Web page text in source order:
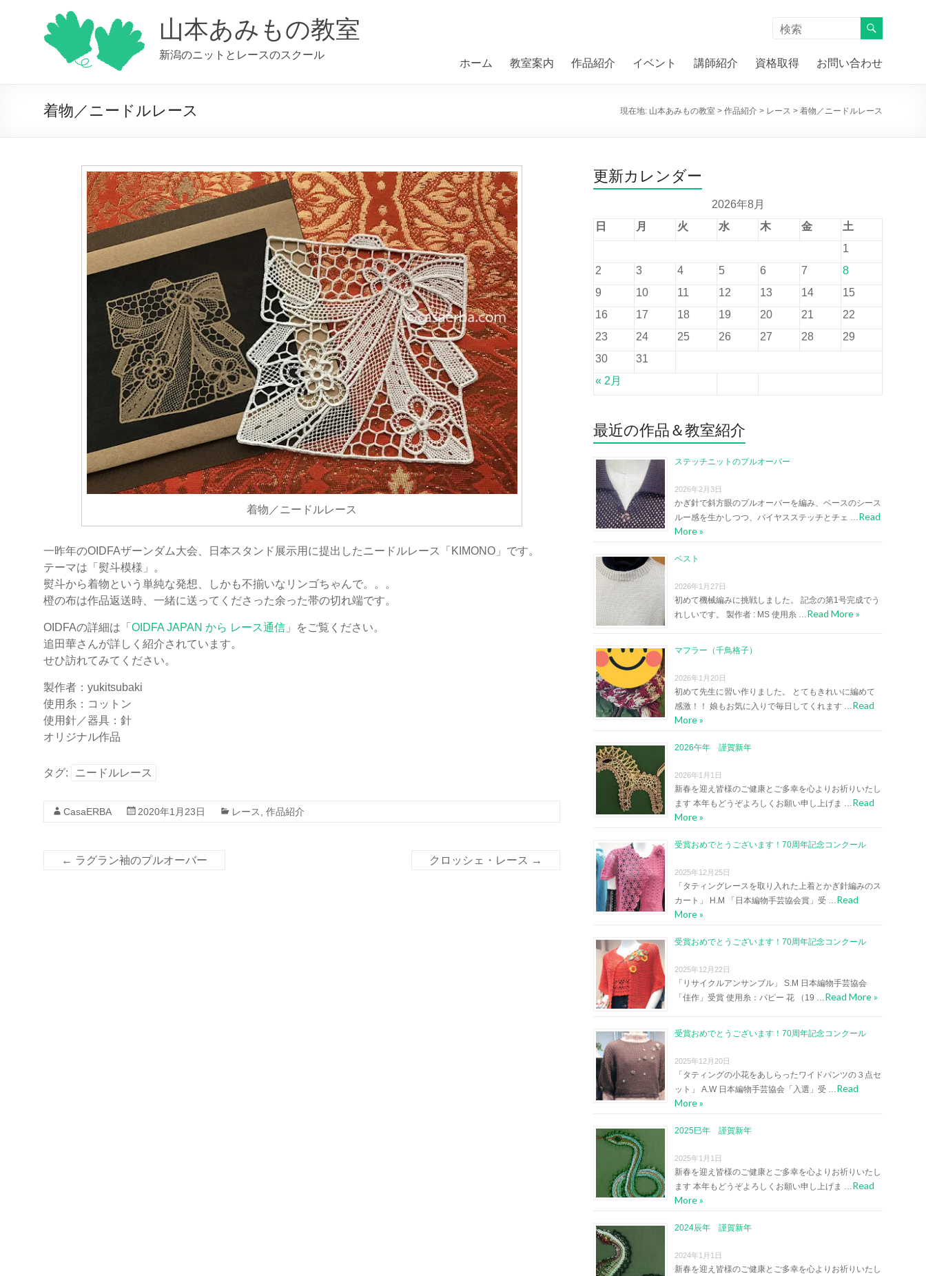
山本あみもの教室
新潟のニットとレースのスクール
ホーム 教室案内 作品紹介 イベント 講師紹介 資格取得 お問い合わせ
着物／ニードルレース 現在地: 山本あみもの教室 > 作品紹介 > レース > 着物／ニードルレース
着物／ニードルレース
一昨年のOIDFAザーンダム大会、日本スタンド展示用に提出したニードルレース「KIMONO」です。
テーマは「熨斗模様」。
熨斗から着物という単純な発想、しかも不揃いなリンゴちゃんで。。。
橙の布は作品返送時、一緒に送ってくださった余った帯の切れ端です。
OIDFAの詳細は「 OIDFA JAPAN から レース通信 」をご覧ください。
追田華さんが詳しく紹介されています。
せひ訪れてみてください。
製作者：yukitsubaki
使用糸：コットン
使用針／器具：針
オリジナル作品
タグ: ニードルレース
CasaERBA 2020年1月23日 レース, 作品紹介
← ラグラン袖のプルオーバー クロッシェ・レース →
更新カレンダー
2026年8月
日
月 火 水 木 金 土
« 2月
1
2
3 4 5 6 7
8
9
10 11 12 13 14
15
16
17 18 19 20 21
22
23
24 25 26 27 28
29
30
31
最近の作品＆教室紹介
ステッチニットのプルオーバー
2026年2月3日
かぎ針で斜方眼のプルオーバーを編み、ベースのシース
ルー感を生かしつつ、バイヤスステッチとチェ …Read
More »
ベスト
2026年1月27日
初めて機械編みに挑戦しました。 記念の第1号完成でう
れしいです。 製作者 : MS 使用糸 …Read More »
マフラー（千鳥格子）
2026年1月20日
初めて先生に習い作りました。 とてもきれいに編めて
感激！！ 娘もお気に入りで毎日してくれます …Read
More »
2026午年 謹賀新年
2026年1月1日
新春を迎え皆様のご健康とご多幸を心よりお祈りいたし
ます 本年もどうぞよろしくお願い申し上げま …Read
More »
受賞おめでとうございます！70周年記念コンクール
2025年12月25日
「タティングレースを取り入れた上着とかぎ針編みのス
カート」 H.M 「日本編物手芸協会賞」受 …Read
More »
受賞おめでとうございます！70周年記念コンクール
2025年12月22日
「リサイクルアンサンブル」 S.M 日本編物手芸協会
「佳作」受賞 使用糸：パピー 花 （19 …Read More »
受賞おめでとうございます！70周年記念コンクール
2025年12月20日
「タティングの小花をあしらったワイドパンツの３点セ
ット」 A.W 日本編物手芸協会「入選」受 …Read
More »
2025巳年 謹賀新年
2025年1月1日
新春を迎え皆様のご健康とご多幸を心よりお祈りいたし
ます 本年もどうぞよろしくお願い申し上げま …Read
More »
2024辰年 謹賀新年
2024年1月1日
新春を迎え皆様のご健康とご多幸を心よりお祈りいたし